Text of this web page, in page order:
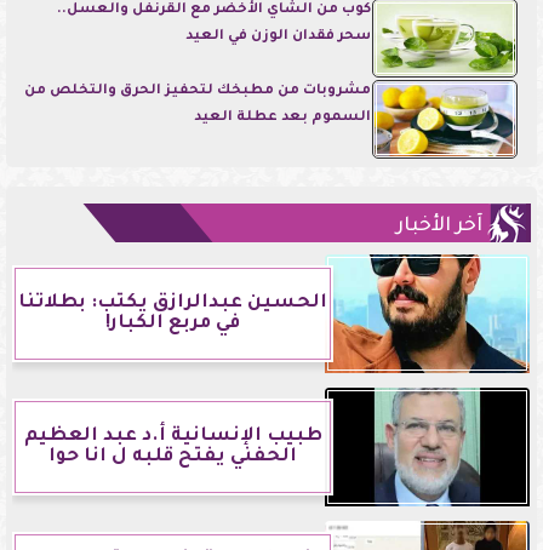
كوب من الشاي الأخضر مع القرنفل والعسل..
سحر فقدان الوزن في العيد
مشروبات من مطبخك لتحفيز الحرق والتخلص من
السموم بعد عطلة العيد
آخر الأخبار
الحسين عبدالرازق يكتب: بطلاتنا
في مربع الكبار!
طبيب الإنسانية أ.د عبد العظيم
الحفني يفتح قلبه ل انا حوا